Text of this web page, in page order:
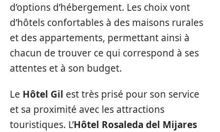
d’options d’hébergement. Les choix vont
d’hôtels confortables à des maisons rurales
et des appartements, permettant ainsi à
chacun de trouver ce qui correspond à ses
attentes et à son budget.
Le Hôtel Gil est très prisé pour son service
et sa proximité avec les attractions
touristiques. L’Hôtel Rosaleda del Mijares